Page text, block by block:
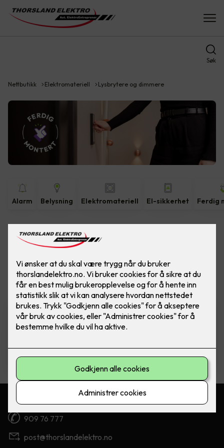
Søk
Nettbutikk Elektromateriell Lysbrytere og dimmere
Alarm Belysning Elektromateriell El-sikkerhet Ferdig
Vis flerefiltre
ELKO Dimmer - RS16/315 LED
Ferdig montert utskift dimmer
2,290,-
Kontakt oss
909 76 777
post@thorslandelektro.no